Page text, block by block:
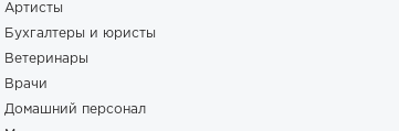
Артисты
Бухгалтеры и юристы
Ветеринары
Врачи
Домашний персонал